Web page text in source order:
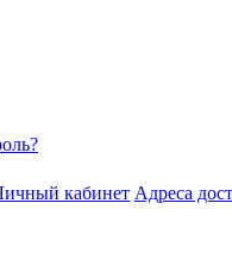
кабинет Адреса